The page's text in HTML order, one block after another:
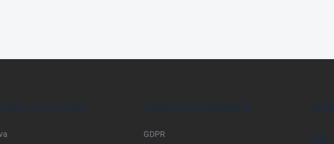
A PLATBA PRÁVNÍ INFORMACE
GDPR